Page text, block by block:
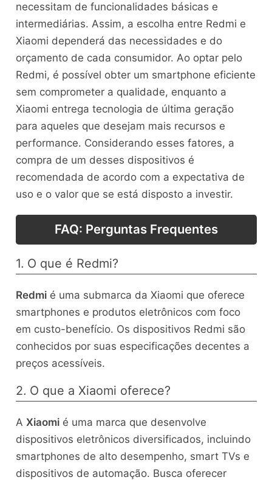
necessitam de funcionalidades básicas e
intermediárias. Assim, a escolha entre Redmi e
Xiaomi dependerá das necessidades e do
orçamento de cada consumidor. Ao optar pelo
Redmi, é possível obter um smartphone eficiente
sem comprometer a qualidade, enquanto a
Xiaomi entrega tecnologia de última geração
para aqueles que desejam mais recursos e
performance. Considerando esses fatores, a
compra de um desses dispositivos é
recomendada de acordo com a expectativa de
uso e o valor que se está disposto a investir.
FAQ: Perguntas Frequentes
1. O que é Redmi?
Redmié uma submarca da Xiaomi que oferece
smartphones e produtos eletrônicos com foco
em custo-benefício. Os dispositivos Redmi são
conhecidos por suas especificações decentes a
preços acessíveis.
2. O que a Xiaomi oferece?
A Xiaomié uma marca que desenvolve
dispositivos eletrônicos diversificados, incluindo
smartphones de alto desempenho, smart TVs e
dispositivos de automação. Busca oferecer